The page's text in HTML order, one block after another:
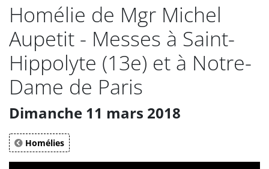
Homélie de Mgr Michel
Aupetit - Messes à Saint-
Hippolyte (13e) et à Notre-
Dame de Paris
Dimanche 11 mars 2018
Homélies